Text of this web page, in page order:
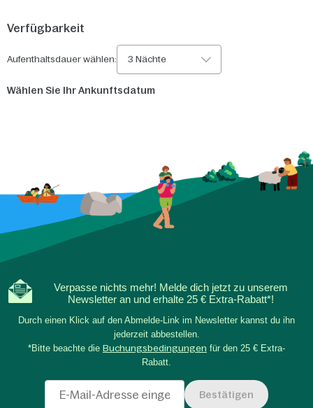
Verfügbarkeit
Aufenthaltsdauer wählen: 3 Nächte
Wählen Sie Ihr Ankunftsdatum
Verpasse nichts mehr! Melde dich jetzt zu unserem
Newsletter an und erhalte 25 € Extra-Rabatt*!
Durch einen Klick auf den Abmelde-Link im Newsletter kannst du ihn
jederzeit abbestellen.
*Bitte beachte die Buchungsbedingungen für den 25 € Extra-
Rabatt.
Bestätigen